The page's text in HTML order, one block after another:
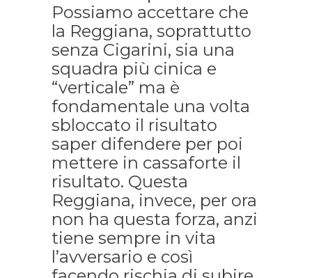
Possiamo accettare che
la Reggiana, soprattutto
senza Cigarini, sia una
squadra più cinica e
“verticale” ma è
fondamentale una volta
sbloccato il risultato
saper difendere per poi
mettere in cassaforte il
risultato. Questa
Reggiana, invece, per ora
non ha questa forza, anzi
tiene sempre in vita
l’avversario e così